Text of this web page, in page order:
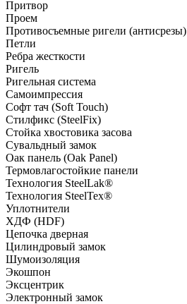
Притвор
Проем
Противосъемные ригели (антисрезы)
Петли
Ребра жесткости
Ригель
Ригельная система
Самоимпрессия
Софт тач (Soft Touch)
Стилфикс (SteelFix)
Стойка хвостовика засова
Сувальдный замок
Оак панель (Oak Panel)
Термовлагостойкие панели
Технология SteelLak®
Технология SteelTex®
Уплотнители
ХДФ (HDF)
Цепочка дверная
Цилиндровый замок
Шумоизоляция
Экошпон
Эксцентрик
Электронный замок